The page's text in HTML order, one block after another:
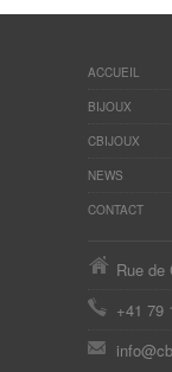
ACCUEIL
BIJOUX
CBIJOUX
NEWS
CONTACT
Rue de
+41 79